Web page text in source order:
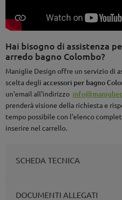
Hai bisogno di assistenza
arredo bagno Colombo?
Maniglie Design offre un servizio di
scelta degli accessori per bagno
un'email all'indirizzo
prenderà visione della richiesta e
tempo possibile con l'elenco
inserire nel carrello.
SCHEDA TECNICA
DOCUMENTI ALLEGATI